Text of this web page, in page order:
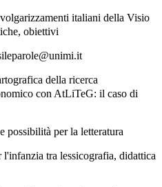
italiani della Visio
obiettivi
della ricerca
con AtLiTeG: il caso di
possibilità per la letteratura
tra lessicografia, didattica